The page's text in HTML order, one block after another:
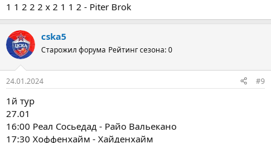
1 1 2 2 2 x 2 1 1 2 - Piter Brok
cska5
Старожил форума Рейтинг сезона: 0
24.01.2024 #9
1й тур
27.01
16:00 Реал Сосьедад - Райо Вальекано
17:30 Хоффенхайм - Хайденхайм